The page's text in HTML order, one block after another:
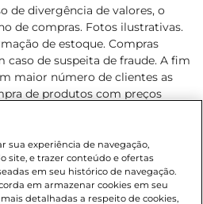
de divergência de valores, o
de compras. Fotos ilustrativas.
de estoque. Compras
caso de suspeita de fraude. A fim
maior número de clientes as
de produtos com preços
condições são exclusivos para
o dia de hoje, podendo
notificação. Proibida a venda
menores de 18 anos, conforme
II (Estatuto da Criança e do
sua experiência de navegação,
site, e trazer conteúdo e ofertas
em seu histórico de navegação.
em armazenar cookies em seu
detalhadas a respeito de cookies,